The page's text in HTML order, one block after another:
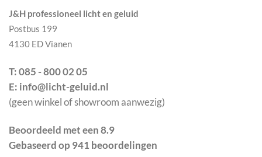
J&H professioneel licht en geluid
Postbus 199
4130 ED Vianen
T: 085 - 800 02 05
E: info@licht-geluid.nl
(geen winkel of showroom aanwezig)
Beoordeeld met een 8.9
Gebaseerd op 941 beoordelingen